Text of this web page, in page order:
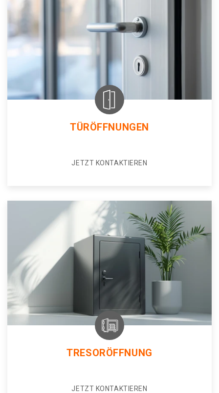
TÜRÖFFNUNGEN
JETZT KONTAKTIEREN
TRESORÖFFNUNG
JETZT KONTAKTIEREN